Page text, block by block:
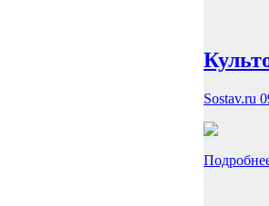
Sostav.ru